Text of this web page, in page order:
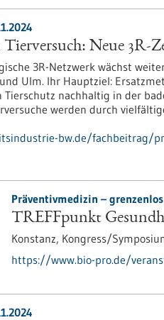
Neue 3R-
3R-Netzwerk wächst
Ulm. Ihr Hauptziel:
Tierschutz nachhaltig in der
werden durch
bw.de/fachbeitrag/
Präventivmedizin –
TREFFpunkt
Konstanz, Kongress/
https://www.bio-pro.de/